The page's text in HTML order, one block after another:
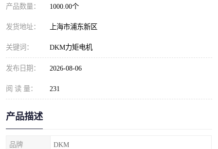
产品数量： 1000.00个
发货地址： 上海市浦东新区
关键词： DKM力矩电机
发布日期： 2026-08-06
阅 读 量： 231
产品描述
品牌 DKM